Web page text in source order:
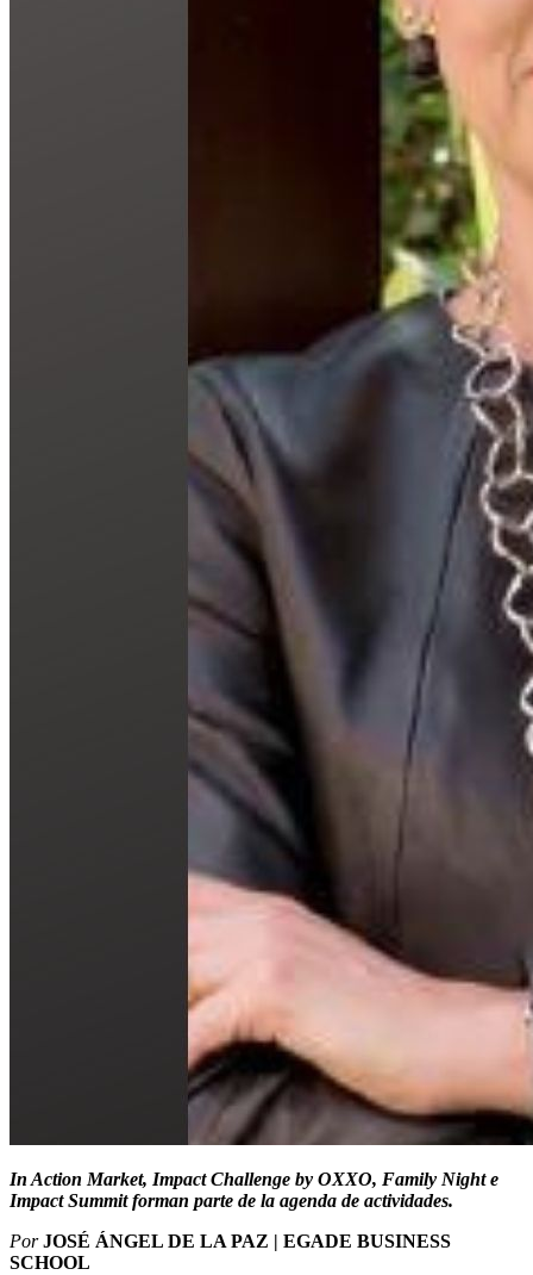
In Action Market, Impact Challenge by OXXO, Family Night e
Impact Summit forman parte de la agenda de actividades.
PorJOSÉ ÁNGEL DE LA PAZ | EGADE BUSINESS
SCHOOL